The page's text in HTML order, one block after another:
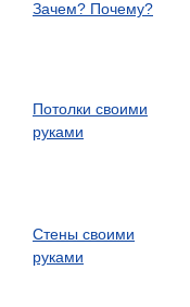
Зачем? Почему?
Потолки своими
руками
Стены своими
руками